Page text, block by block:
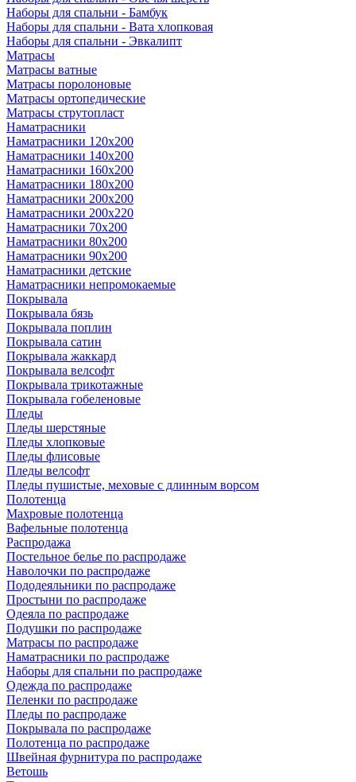
Наборы для спальни - Бамбук
Наборы для спальни - Вата хлопковая
Наборы для спальни - Эвкалипт
Матрасы
Матрасы ватные
Матрасы поролоновые
Матрасы ортопедические
Матрасы струтопласт
Наматрасники
Наматрасники 120х200
Наматрасники 140х200
Наматрасники 160х200
Наматрасники 180х200
Наматрасники 200х200
Наматрасники 200х220
Наматрасники 70х200
Наматрасники 80х200
Наматрасники 90х200
Наматрасники детские
Наматрасники непромокаемые
Покрывала
Покрывала бязь
Покрывала поплин
Покрывала сатин
Покрывала жаккард
Покрывала велсофт
Покрывала трикотажные
Покрывала гобеленовые
Пледы
Пледы шерстяные
Пледы хлопковые
Пледы флисовые
Пледы велсофт
Пледы пушистые, меховые с длинным ворсом
Полотенца
Махровые полотенца
Вафельные полотенца
Распродажа
Постельное белье по распродаже
Наволочки по распродаже
Пододеяльники по распродаже
Простыни по распродаже
Одеяла по распродаже
Подушки по распродаже
Матрасы по распродаже
Наматрасники по распродаже
Наборы для спальни по распродаже
Одежда по распродаже
Пеленки по распродаже
Пледы по распродаже
Покрывала по распродаже
Полотенца по распродаже
Швейная фурнитура по распродаже
Ветошь